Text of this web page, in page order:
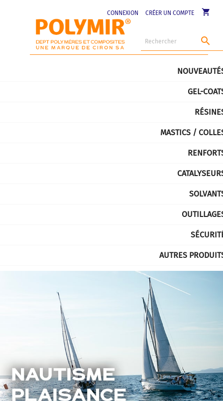
shopping_cart
CONNEXION CRÉER UN COMPTE

GEL-
MASTICS /
AUTRES